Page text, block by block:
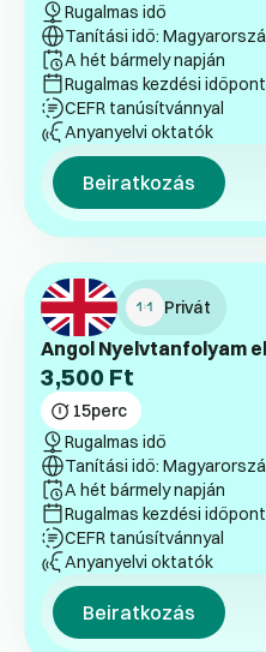
Rugalmas idő
Tanítási idő:
A hét bármely napján
Rugalmas kezdési időpont
CEFR tanúsítvánnyal
Anyanyelvi oktatók
Beiratkozás
Privát
Angol Nyelvtanfolyam
3,500 Ft
15perc
Rugalmas idő
Tanítási idő:
A hét bármely napján
Rugalmas kezdési időpont
CEFR tanúsítvánnyal
Anyanyelvi oktatók
Beiratkozás